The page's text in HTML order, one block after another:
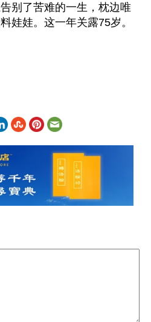
别了苦难的一生，枕边唯
娃娃。这一年关露75岁。